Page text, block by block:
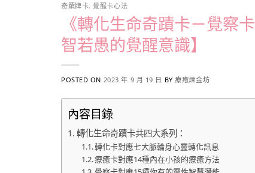
奇蹟牌卡, 覺醒卡心法
《轉化生命奇蹟卡－覺察
智若愚的覺醒意識】
POSTED ON 2023 年 9 月 19 日 BY療癒煉金坊
內容目錄
轉化生命奇蹟卡共四大系列：
轉化卡對應七大脈輪身心靈轉化訊息
療癒卡對應14種內在小孩的療癒方法